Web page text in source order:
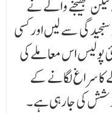
بھیجنے والے نے
سنجیدگی سے لیں اور کسی
پولیس اس معاملے کی
کا سراغ لگانے کے
کی جا رہی ہے ۔